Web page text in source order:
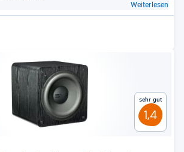
Weiterlesen
Sehr gut
1,4